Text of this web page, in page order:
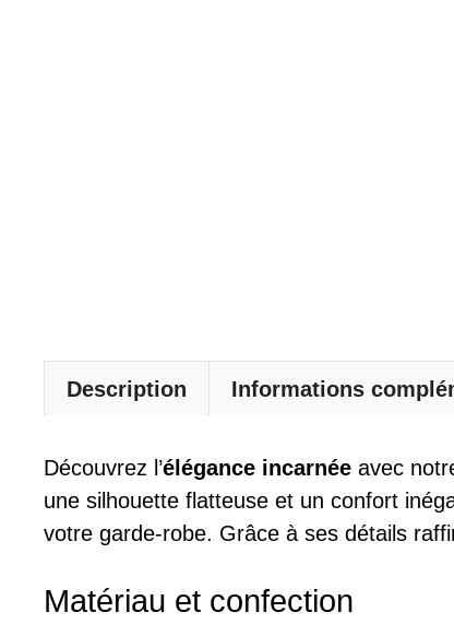
Description Informations
Découvrez l’élégance incarnée avec
une silhouette flatteuse et un confort
votre garde-robe. Grâce à ses détails
Matériau et confection